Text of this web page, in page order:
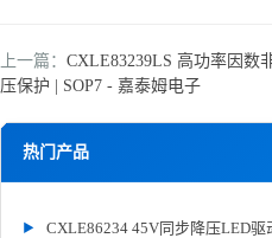
热门产品
CXLE86234 45V同步降压LED驱
上一篇： CXLE83239LS 高功率因数
压保护 | SOP7 - 嘉泰姆电子